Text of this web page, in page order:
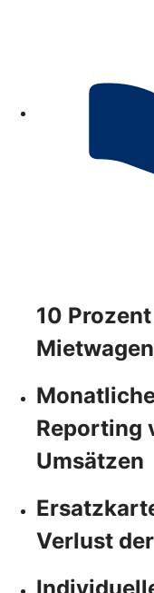
10
Reporting
Umsätzen
Verlust